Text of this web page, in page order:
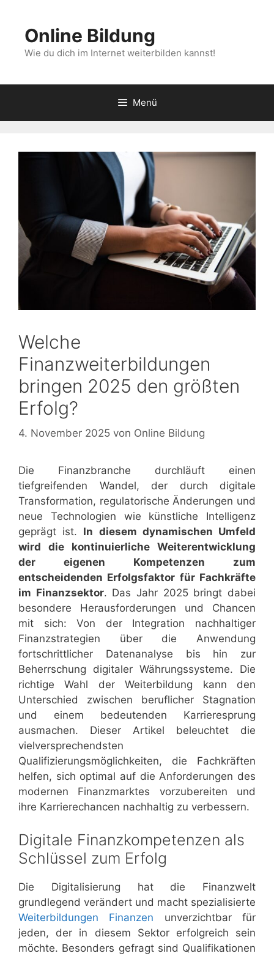
springenOnline Bildung
Wie du dich im Internet weiterbilden kannst!
Menü
Welche
Finanzweiterbildungen
bringen 2025 den größten
Erfolg?
4. November 2025 von Online Bildung
Die Finanzbranche durchläuft einen
tiefgreifenden Wandel, der durch digitale
Transformation, regulatorische Änderungen und
neue Technologien wie künstliche Intelligenz
geprägt ist. In diesem dynamischen Umfeld
wird die kontinuierliche Weiterentwicklung
der eigenen Kompetenzen zum
entscheidenden Erfolgsfaktor für Fachkräfte
im Finanzsektor. Das Jahr 2025 bringt dabei
besondere Herausforderungen und Chancen
mit sich: Von der Integration nachhaltiger
Finanzstrategien über die Anwendung
fortschrittlicher Datenanalyse bis hin zur
Beherrschung digitaler Währungssysteme. Die
richtige Wahl der Weiterbildung kann den
Unterschied zwischen beruflicher Stagnation
und einem bedeutenden Karrieresprung
ausmachen. Dieser Artikel beleuchtet die
vielversprechendsten
Qualifizierungsmöglichkeiten, die Fachkräften
helfen, sich optimal auf die Anforderungen des
modernen Finanzmarktes vorzubereiten und
ihre Karrierechancen nachhaltig zu verbessern.
Digitale Finanzkompetenzen als
Schlüssel zum Erfolg
Die Digitalisierung hat die Finanzwelt
grundlegend verändert und macht spezialisierte
Weiterbildungen Finanzen unverzichtbar für
jeden, der in diesem Sektor erfolgreich sein
möchte. Besonders gefragt sind Qualifikationen